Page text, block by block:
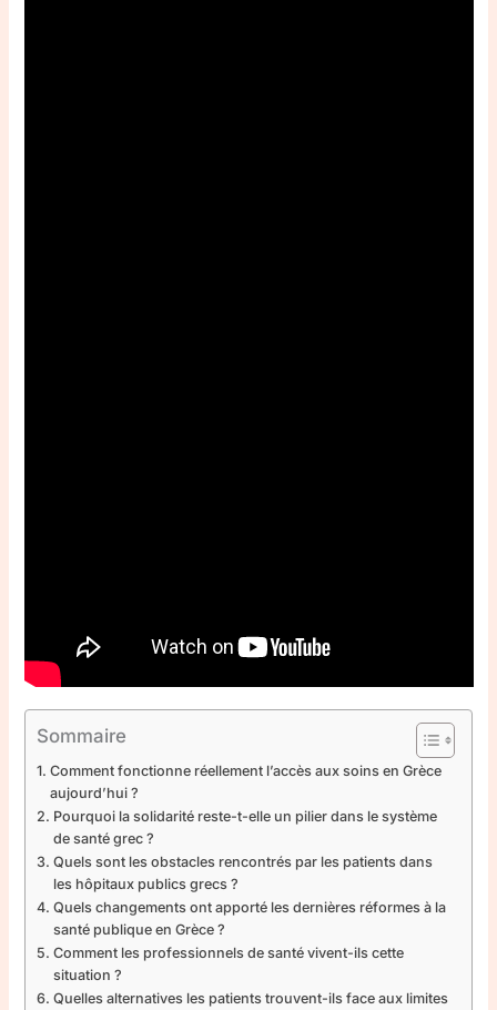
Sommaire
Comment fonctionne réellement l’accès aux soins en Grèce
aujourd’hui ?
Pourquoi la solidarité reste-t-elle un pilier dans le système
de santé grec ?
Quels sont les obstacles rencontrés par les patients dans
les hôpitaux publics grecs ?
Quels changements ont apporté les dernières réformes à la
santé publique en Grèce ?
Comment les professionnels de santé vivent-ils cette
situation ?
Quelles alternatives les patients trouvent-ils face aux limites